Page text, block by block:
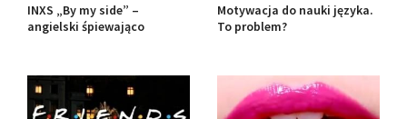
INXS „By my side” –
angielski śpiewająco
Motywacja do nauki języka.
To problem?